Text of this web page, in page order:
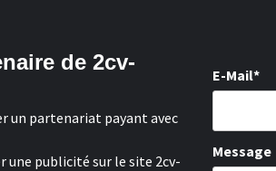
de 2cv-
un partenariat payant avec
une publicité sur le site 2cv-
E-Mail*
Message